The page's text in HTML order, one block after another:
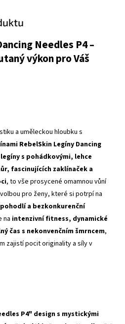
Needles P4 –
výkon pro Váš
a uměleckou hloubku s
RebelSkin Legíny Dancing
s pohádkovými, lehce
fascinujících zaklínaček a
, to vše prosycené omamnou vůní
pro ženy, které si potrpí na
a bezkonkurenční
na intenzivní fitness, dynamické
čas s nekonvenčním šmrncem,
zajistí pocit originality a síly v
P4" design s mystickými